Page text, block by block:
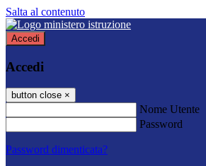
Salta al contenuto
Accedi
Accedi
button close ×
Nome Utente
Password
Password dimenticata?